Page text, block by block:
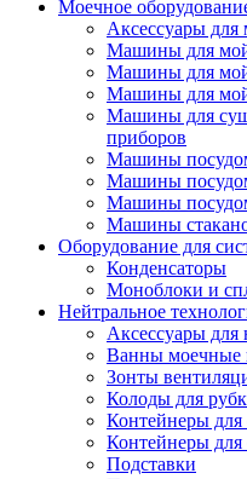
Моечное
Аксессуары для
Машины для
Машины для
Машины для
Машины для
приборов
Машины
Машины
Машины
Машины
Оборудование для
Конденсаторы
Моноблоки и
Нейтральное
Аксессуары для
Ванны моечные
Зонты
Колоды для
Контейнеры
Контейнеры для
Подставки